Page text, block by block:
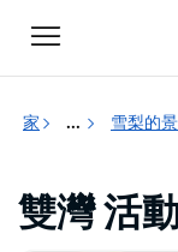
Toggle
navigation
家 ... 雪梨的
雙灣 活